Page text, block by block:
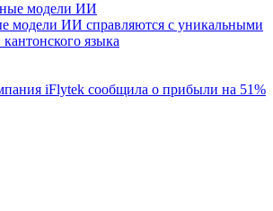
модели ИИ справляются с уникальными
языка
iFlytek сообщила о прибыли на 51%